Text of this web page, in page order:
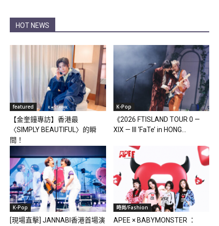
HOT NEWS
featured
【金奎鐘專訪】香港最
〈SIMPLY BEAUTIFUL〉的瞬
間！
K-Pop
《2026 FTISLAND TOUR 0 —
XIX — III ‘FaTe’ in HONG...
K-Pop
[現場直擊] JANNABI香港首場演
時尚/Fashion
APEE × BABYMONSTER ：